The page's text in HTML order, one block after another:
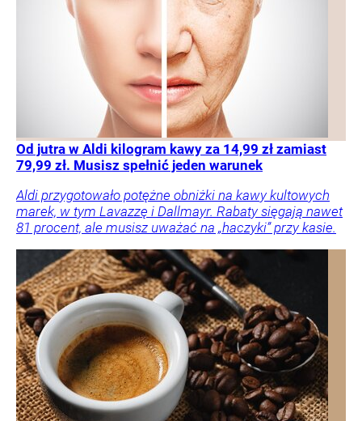
Od jutra w Aldi kilogram kawy za 14,99 zł zamiast
79,99 zł. Musisz spełnić jeden warunek
Aldi przygotowało potężne obniżki na kawy kultowych
marek, w tym Lavazzę i Dallmayr. Rabaty sięgają nawet
81 procent, ale musisz uważać na „haczyki” przy kasie.